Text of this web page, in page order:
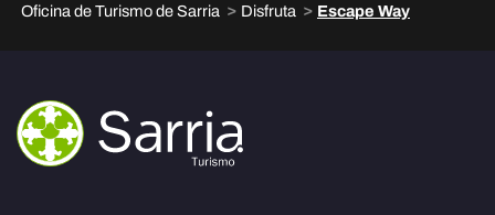
Oficina de Turismo de Sarria > Disfruta > Escape Way